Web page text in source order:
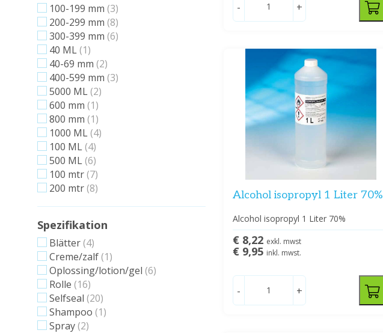
100-199 mm (3)
200-299 mm (8)
300-399 mm (6)
40 ML (1)
40-69 mm (2)
400-599 mm (3)
5000 ML (2)
600 mm (1)
800 mm (1)
1000 ML (4)
100 ML (4)
500 ML (6)
100 mtr (7)
200 mtr (8)
Spezifikation
Blätter (4)
Creme/zalf (1)
Oplossing/lotion/gel (6)
Rolle (16)
Selfseal (20)
Shampoo (1)
Spray (2)
- +
Alcohol isopropyl 1 Liter 70%
Alcohol isopropyl 1 Liter 70%
€ 8,22 exkl. mwst
€ 9,95 inkl. mwst.
- +